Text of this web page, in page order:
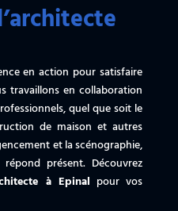
en action pour satisfaire
travaillons en collaboration
quel que soit le
de maison et autres
et la scénographie,
répond présent. Découvrez
à Epinal pour vos